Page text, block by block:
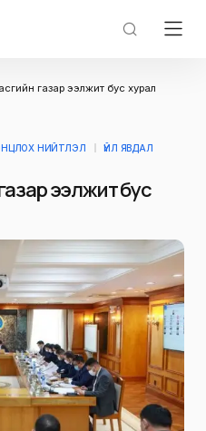
газар ээлжит бус хурал
НИЙТЛЭЛ
ҮЙЛ ЯВДАЛ
ээлжит бус